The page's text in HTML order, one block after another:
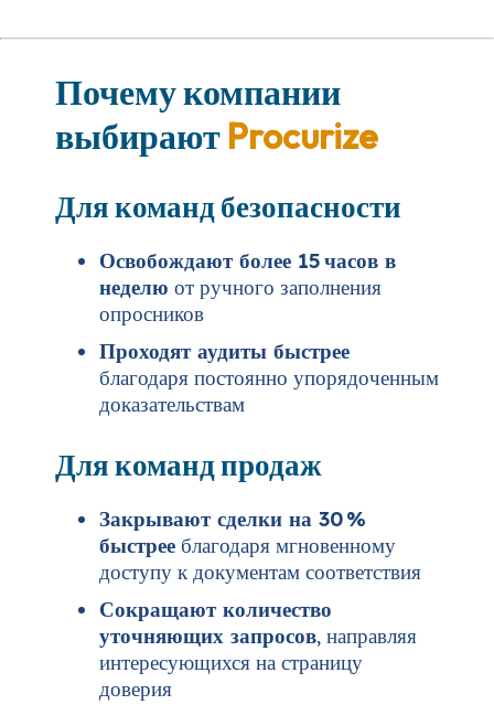
Почему компании
выбирают Procurize
Для команд безопасности
Освобождают более 15 часов в
неделю от ручного заполнения
опросников
Проходят аудиты быстрее
благодаря постоянно упорядоченным
доказательствам
Для команд продаж
Закрывают сделки на 30 %
быстрее благодаря мгновенному
доступу к документам соответствия
Сокращают количество
уточняющих запросов, направляя
интересующихся на страницу
доверия